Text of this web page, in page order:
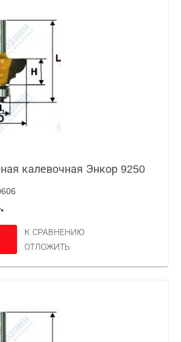
калевочная Энкор 9250
К СРАВНЕНИЮ
ОТЛОЖИТЬ